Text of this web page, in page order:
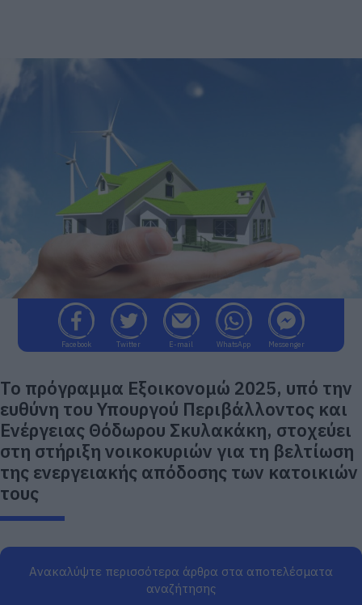
Facebook Twitter E-mail WhatsApp Messenger
Το πρόγραμμα Εξοικονομώ 2025, υπό την
ευθύνη του Υπουργού Περιβάλλοντος και
Ενέργειας Θόδωρου Σκυλακάκη, στοχεύει
στη στήριξη νοικοκυριών για τη βελτίωση
της ενεργειακής απόδοσης των κατοικιών
τους
Ανακαλύψτε περισσότερα άρθρα στα αποτελέσματα
αναζήτησης